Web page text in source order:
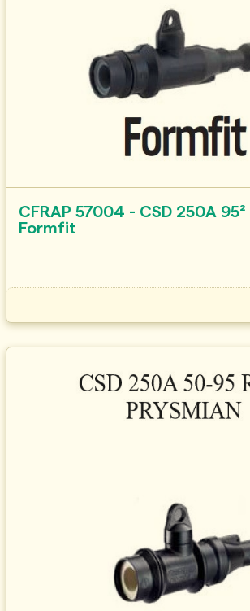
CFRAP 57004 - CSD 250A
Formfit